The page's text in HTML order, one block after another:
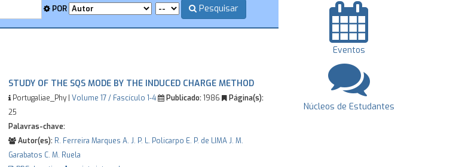
POR Pesquisar
STUDY OF THE SQS MODE BY THE INDUCED CHARGE METHOD
Portugaliae_Phy | Volume 17 / Fascículo 1-4 Publicado:1986
Página(s):
25
Palavras-chave:
Autor(es): R. Ferreira Marques A. J. P. L. Policarpo E. P. de LIMA J. M.
Garabatos C. M. Ruela
Eventos
Núcleos de Estudantes